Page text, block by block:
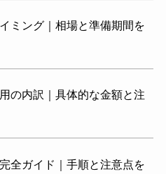
ミング｜相場と準備期間を
の内訳｜具体的な金額と注
全ガイド｜手順と注意点を